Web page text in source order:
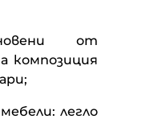
от
композиция
легло